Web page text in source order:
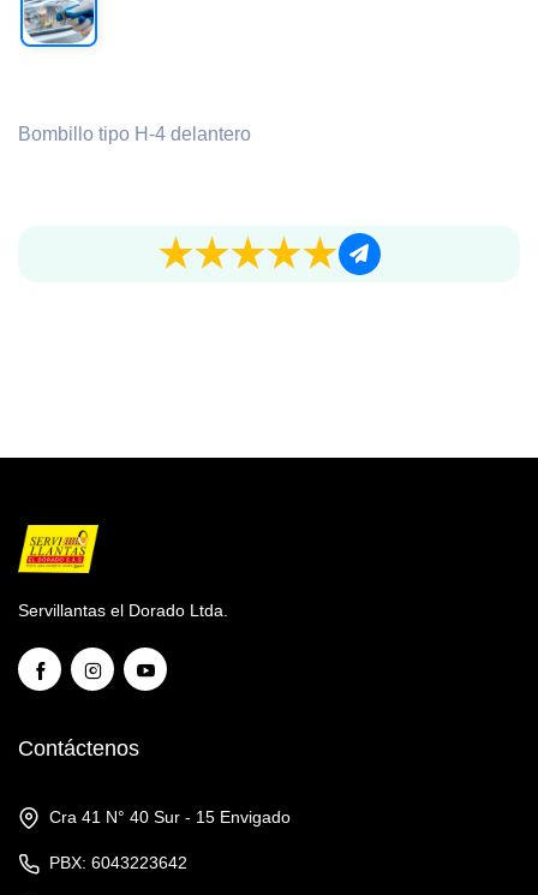
Bombillo tipo H-4 delantero
Servillantas el Dorado Ltda.
Contáctenos
Cra 41 N° 40 Sur - 15 Envigado
PBX: 6043223642